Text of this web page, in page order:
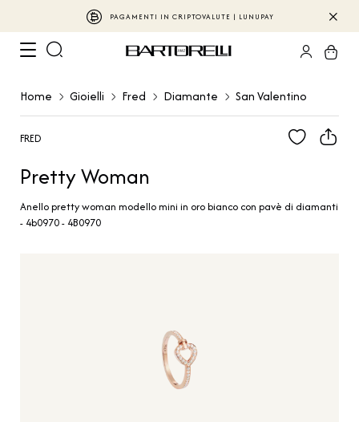
PAGAMENTI IN CRIPTOVALUTE | LUNUPAY
Home Gioielli Fred Diamante San Valentino
FRED
Pretty Woman
Anello pretty woman modello mini in oro bianco con pavè di diamanti
- 4b0970 - 4B0970